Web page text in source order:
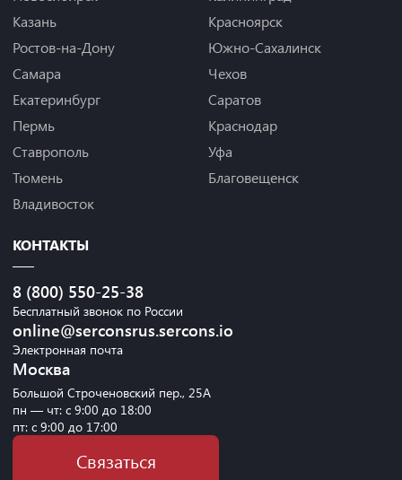
Казань
Ростов-на-Дону
Самара
Екатеринбург
Пермь
Ставрополь
Тюмень
Владивосток
Красноярск
Южно-Сахалинск
Чехов
Саратов
Краснодар
Уфа
Благовещенск
КОНТАКТЫ
8 (800) 550-25-38
Бесплатный звонок по России
online@serconsrus.sercons.io
Электронная почта
Москва
Большой Строченовский пер., 25А
пн — чт: с 9:00 до 18:00
пт: с 9:00 до 17:00
Связаться